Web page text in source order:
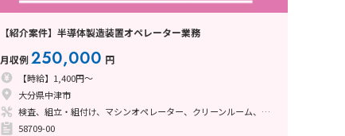
【紹介案件】半導体製造装置オペレーター業務
月収例250,000 円
【時給】1,400円～
大分県中津市
検査、組立・組付け、マシンオペレーター、クリーンルーム、その他
58709-00